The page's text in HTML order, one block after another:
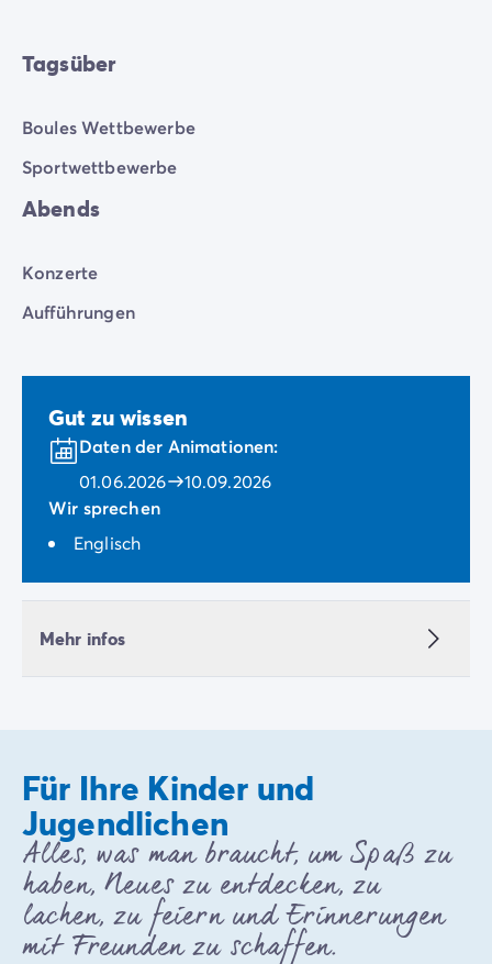
Tagsüber
Boules Wettbewerbe
Sportwettbewerbe
Abends
Konzerte
Aufführungen
Gut zu wissen
Daten der Animationen:
01.06.2026
10.09.2026
Wir sprechen
Englisch
Mehr infos
Für Ihre Kinder und
Jugendlichen
Alles, was man braucht, um Spaß zu
haben, Neues zu entdecken, zu
lachen, zu feiern und Erinnerungen
mit Freunden zu schaffen.